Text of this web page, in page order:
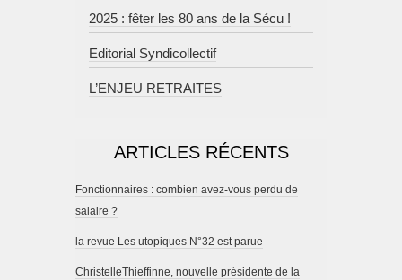
2025 : fêter les 80 ans de la Sécu !
Editorial Syndicollectif
L’ENJEU RETRAITES
ARTICLES RÉCENTS
Fonctionnaires : combien avez-vous perdu de
salaire ?
la revue Les utopiques N°32 est parue
ChristelleThieffinne, nouvelle présidente de la